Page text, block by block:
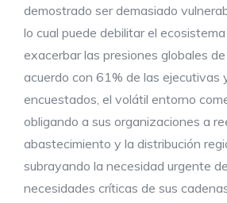
demostrado ser demasiado
lo cual puede debilitar el
exacerbar las presiones globales
acuerdo con 61% de las ejecutivas
encuestados, el volátil entorno
obligando a sus organizaciones a
abastecimiento y la distribución
subrayando la necesidad urgente
necesidades críticas de sus